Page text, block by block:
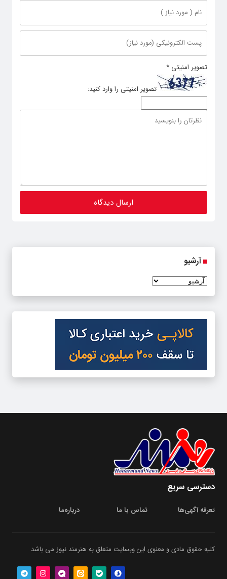
تصویر امنیتی *
تصویر امنیتی را وارد کنید:
آرشیو
دسترسی سریع
تعرفه آگهی‌ها تماس با ما درباره‌‌ما
کلیه حقوق مادی و معنوی این وبسایت متعلق به هنرمند نیوز می باشد